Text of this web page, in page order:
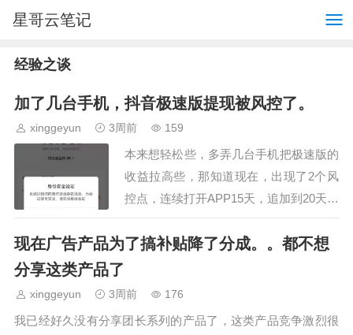
星哥云笔记
经验之谈
加了几台手机，抖音极速版提现被风控了。
xinggeyun 3周前 159
本来想轻松些，多弄几台手机把极速版的
收益拉高些，那知道现在，出现了2个风
控点，连续打开APP15天，追加到20天，
再最追加到30天，提现需要实名认证这两
个点把我整得很头痛，玩极速版我只是想
现在广告产品为了搞补贴降了分成。。都不想
分享这类产品了
xinggeyun 3周前 176
我已经好久没有分享团长系列的产品了，这类产品竞争激烈很